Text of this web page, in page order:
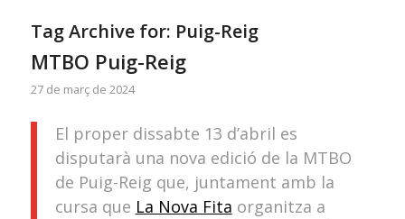
Tag Archive for: Puig-Reig
MTBO Puig-Reig
27 de març de 2024
El proper dissabte 13 d’abril es
disputarà una nova edició de la MTBO
de Puig-Reig que, juntament amb la
cursa que La Nova Fita organitza a